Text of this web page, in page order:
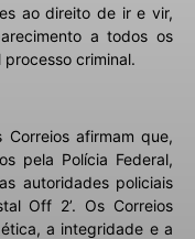
ao direito de ir e vir,
a todos os
criminal.
afirmam que,
pela Polícia Federal,
autoridades policiais
Off 2’. Os Correios
a integridade e a